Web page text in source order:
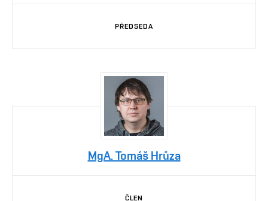
PŘEDSEDA
MgA. Tomáš Hrůza
ČLEN